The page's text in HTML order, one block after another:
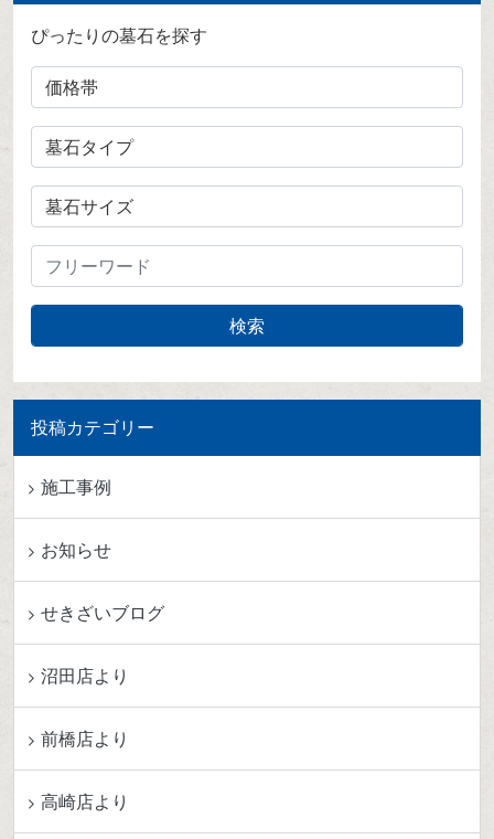
ぴったりの墓石を探す
投稿カテゴリー
施工事例
お知らせ
せきざいブログ
沼田店より
前橋店より
高崎店より